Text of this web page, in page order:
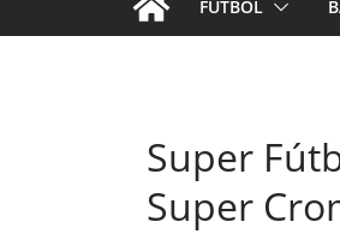
FÚTBOL
Super
Super